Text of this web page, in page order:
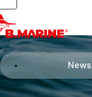
Toggle navigation
News